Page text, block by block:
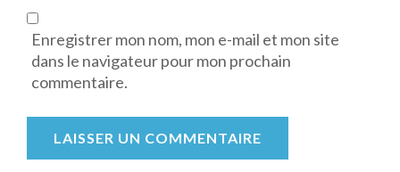
Enregistrer mon nom, mon e-mail et mon site
dans le navigateur pour mon prochain
commentaire.